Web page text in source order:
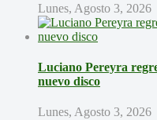
Lunes, Agosto 3, 2026
Luciano Pereyra
nuevo disco
Lunes, Agosto 3, 2026